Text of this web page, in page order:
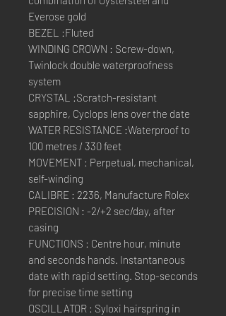
Everose gold
BEZEL :Fluted
WINDING CROWN : Screw-down,
Twinlock double waterproofness
system
CRYSTAL :Scratch-resistant
sapphire, Cyclops lens over the date
WATER RESISTANCE :Waterproof to
100 metres / 330 feet
MOVEMENT : Perpetual, mechanical,
self-winding
CALIBRE : 2236, Manufacture Rolex
PRECISION : -2/+2 sec/day, after
casing
FUNCTIONS : Centre hour, minute
and seconds hands. Instantaneous
date with rapid setting. Stop-seconds
for precise time setting
OSCILLATOR : Syloxi hairspring in